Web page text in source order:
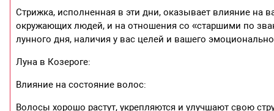
Стрижка, исполненная в эти дни, оказывает влияние на
окружающих людей, и на отношения со «старшими по
лунного дня, наличия у вас целей и вашего
Луна в Козероге:
Влияние на состояние волос:
Волосы хорошо растут, укрепляются и улучшают свою